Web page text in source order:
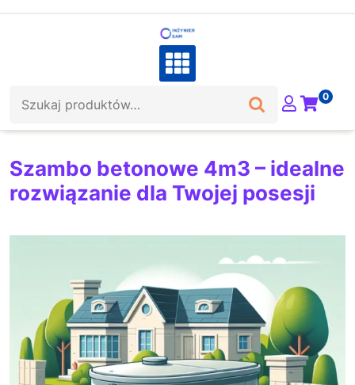
0
Szambo betonowe 4m3 – idealne
rozwiązanie dla Twojej posesji